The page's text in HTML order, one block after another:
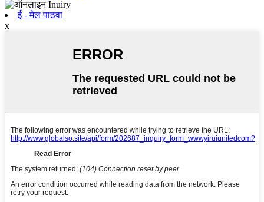
ई - मेल पाठवा
x